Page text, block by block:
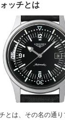
ッチとは
とは、その名の通